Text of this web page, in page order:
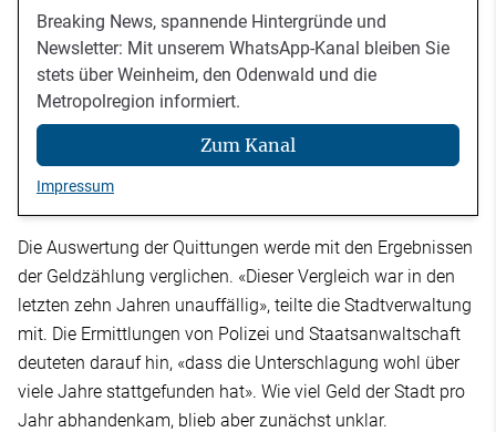
Breaking News, spannende Hintergründe und
Newsletter: Mit unserem WhatsApp-Kanal bleiben Sie
stets über Weinheim, den Odenwald und die
Metropolregion informiert.
Zum Kanal
Impressum
Die Auswertung der Quittungen werde mit den Ergebnissen
der Geldzählung verglichen. «Dieser Vergleich war in den
letzten zehn Jahren unauffällig», teilte die Stadtverwaltung
mit. Die Ermittlungen von Polizei und Staatsanwaltschaft
deuteten darauf hin, «dass die Unterschlagung wohl über
viele Jahre stattgefunden hat». Wie viel Geld der Stadt pro
Jahr abhandenkam, blieb aber zunächst unklar.